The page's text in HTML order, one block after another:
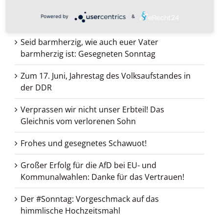
Wir stehen an der Schwelle eines Krieges
Seid barmherzig, wie auch euer Vater
barmherzig ist: Gesegneten Sonntag
Zum 17. Juni, Jahrestag des Volksaufstandes in
der DDR
Verprassen wir nicht unser Erbteil! Das
Gleichnis vom verlorenen Sohn
Frohes und gesegnetes Schawuot!
Großer Erfolg für die AfD bei EU- und
Kommunalwahlen: Danke für das Vertrauen!
Der #Sonntag: Vorgeschmack auf das
himmlische Hochzeitsmahl
Powered by &